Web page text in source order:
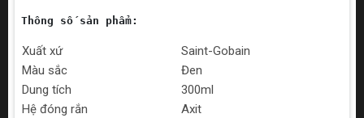
Thông số sản phẩm:
Xuất xứ
Saint-Gobain
Màu sắc
Đen
Dung tích
300ml
Hệ đóng rắn
Axit